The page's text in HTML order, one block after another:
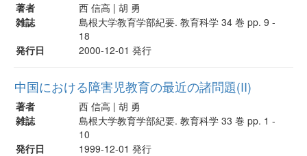
著者
西 信高 | 胡 勇
雑誌
島根大学教育学部紀要. 教育科学 34 巻 pp. 9 -
18
発行日
2000-12-01 発行
中国における障害児教育の最近の諸問題(II)
著者
西 信高 | 胡 勇
雑誌
島根大学教育学部紀要. 教育科学 33 巻 pp. 1 -
10
発行日
1999-12-01 発行